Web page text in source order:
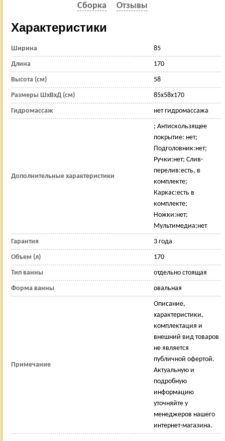
Сборка
Отзывы
Характеристики
Ширина 85
Длина 170
Высота (см) 58
Размеры ШхВхД (см) 85x58x170
Гидромассаж нет гидромассажа
Дополнительные характеристики
; Антискользящее
покрытие: нет;
Подголовник:нет;
Ручки:нет; Слив-
перелив:есть, в
комплекте;
Каркас:есть в
комплекте;
Ножки:нет;
Мультимедиа:нет
Гарантия 3 года
Объем (л) 170
Тип ванны отдельно стоящая
Форма ванны овальная
Примечание
Описание,
характеристики,
комплектация и
внешний вид товаров
не является
публичной офертой.
Актуальную и
подробную
информацию
уточняйте у
менеджеров нашего
интернет-магазина.